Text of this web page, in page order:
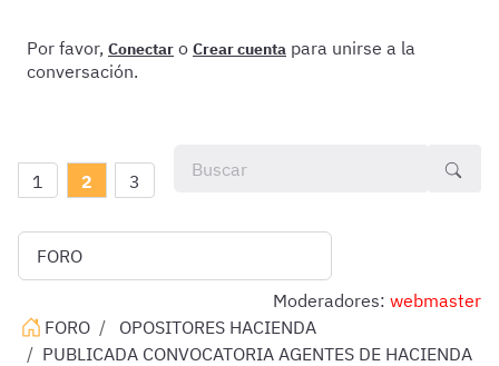
Por favor, Conectar o Crear cuenta para unirse a la
conversación.
1 2 3
Moderadores: webmaster
FORO
OPOSITORES HACIENDA
PUBLICADA CONVOCATORIA AGENTES DE HACIENDA